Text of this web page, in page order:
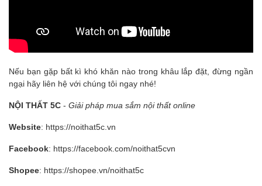
Nếu bạn gặp bất kì khó khăn nào trong khâu lắp đặt, đừng ngần
ngại hãy liên hệ với chúng tôi ngay nhé!
NỘI THẤT 5C - Giải pháp mua sắm nội thất online
Website: https://noithat5c.vn
Facebook: https://facebook.com/noithat5cvn
Shopee: https://shopee.vn/noithat5c